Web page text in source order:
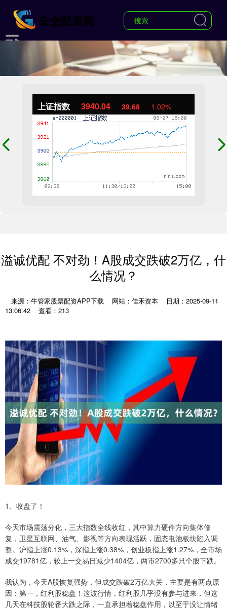
上证指数 3940.04 39.68 1.02%
溢诚优配 不对劲！A股成交跌破2万亿，什
么情况？
来源：牛管家股票配资APP下载 网站：佳禾资本
日期：2025-09-11
13:06:42
查看：213
1、收盘了！
今天市场震荡分化，三大指数全线收红，其中算力硬件方向集体修
复，卫星互联网、油气、影视等方向表现活跃，固态电池板块陷入调
整。沪指上涨0.13%，深指上涨0.38%，创业板指上涨1.27%，全市场
成交19781亿，较上一交易日减少1404亿，两市2700多只个股下跌。
我认为，今天A股恢复强势，但成交跌破2万亿大关，主要是有两点原
因：第一，红利股稳盘！这波行情，红利股几乎没有参与进来，但这
几天在科技股轮番大跌之际，一直承担着稳盘作用，以至于没让情绪